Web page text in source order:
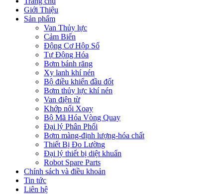
Giới Thiệu
Sản phẩm
Van Thủy lực
Cảm Biến
Động Cơ Hộp Số
Tự Động Hóa
Bơm bánh răng
Xy lanh khí nén
Bộ điều khiển đầu đốt
Bơm thủy lực khí nén
Van điện từ
Khớp nối Xoay
Bộ Mã Hóa Vòng Quay
Đại lý Phân Phối
Bơm màng-định lượng-hóa chất
Thiết Bị Đo Lường
Đại lý thiết bị diệt khuẩn
Robot Spare Parts
Chính sách và điều khoản
Tin tức
Liên hệ